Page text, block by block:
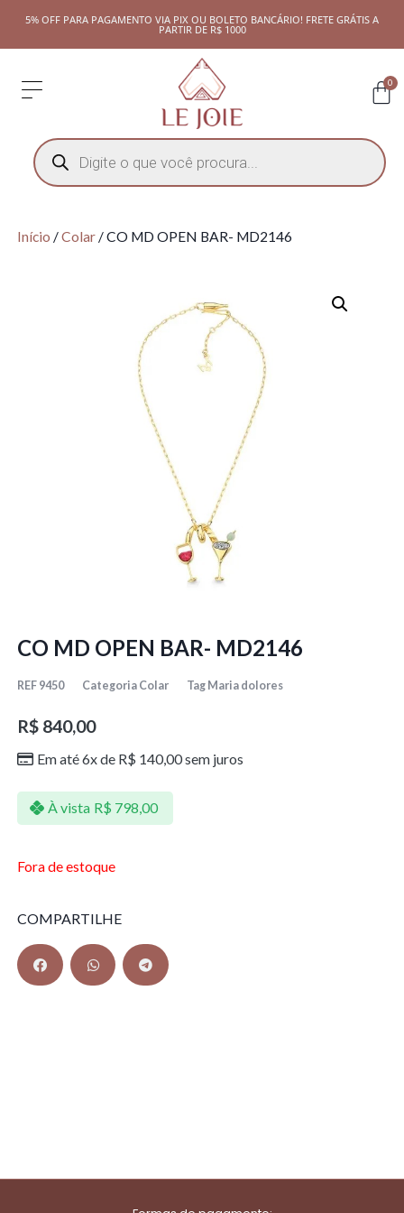
5% OFF PARA PAGAMENTO VIA PIX OU BOLETO BANCÁRIO! FRETE GRÁTIS A
PARTIR DE R$ 1000
0
Início /Colar/ CO MD OPEN BAR- MD2146
CO MD OPEN BAR- MD2146
REF 9450 Categoria Colar Tag Maria dolores
R$840,00
Em até 6x de R$ 140,00sem juros
À vista R$ 798,00
Fora de estoque
COMPARTILHE